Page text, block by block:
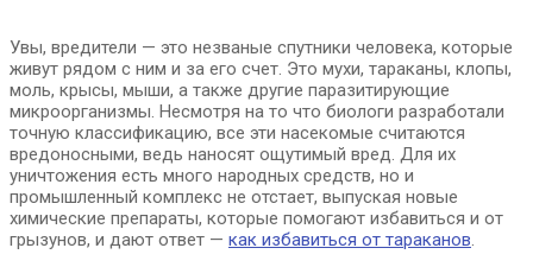
Увы, вредители — это незваные спутники человека, которые
живут рядом с ним и за его счет. Это мухи, тараканы, клопы,
моль, крысы, мыши, а также другие паразитирующие
микроорганизмы. Несмотря на то что биологи разработали
точную классификацию, все эти насекомые считаются
вредоносными, ведь наносят ощутимый вред. Для их
уничтожения есть много народных средств, но и
промышленный комплекс не отстает, выпуская новые
химические препараты, которые помогают избавиться и от
грызунов, и дают ответ — как избавиться от тараканов.